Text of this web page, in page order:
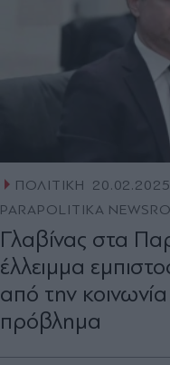
ΠΟΛΙΤΙΚΗ
PARAPOLITIKA
Γλαβίνας στα
έλλειμμα
από την
πρόβλημα